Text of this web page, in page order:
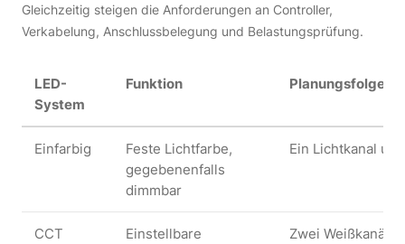
Gleichzeitig steigen die Anforderungen an Controller,
Verkabelung, Anschlussbelegung und Belastungsprüfung.
LED-
System
Funktion Planungsfolge
Einfarbig
Feste Lichtfarbe,
gegebenenfalls
dimmbar
Ein Lichtkanal
CCT
Einstellbare
Zwei